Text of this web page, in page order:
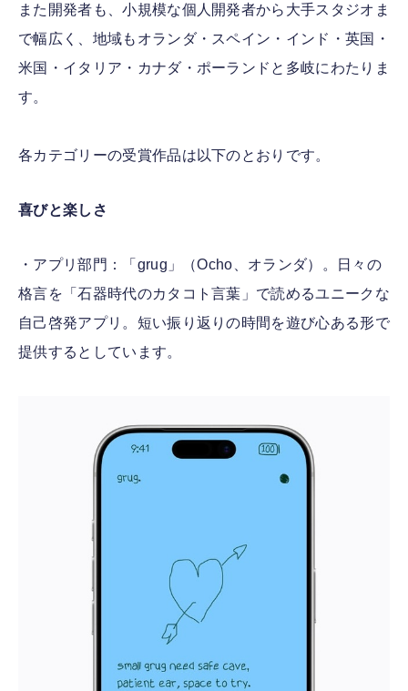
また開発者も、小規模な個人開発者から大手スタジオま
で幅広く、地域もオランダ・スペイン・インド・英国・
米国・イタリア・カナダ・ポーランドと多岐にわたりま
す。
各カテゴリーの受賞作品は以下のとおりです。
喜びと楽しさ
・アプリ部門：「grug」（Ocho、オランダ）。日々の
格言を「石器時代のカタコト言葉」で読めるユニークな
自己啓発アプリ。短い振り返りの時間を遊び心ある形で
提供するとしています。